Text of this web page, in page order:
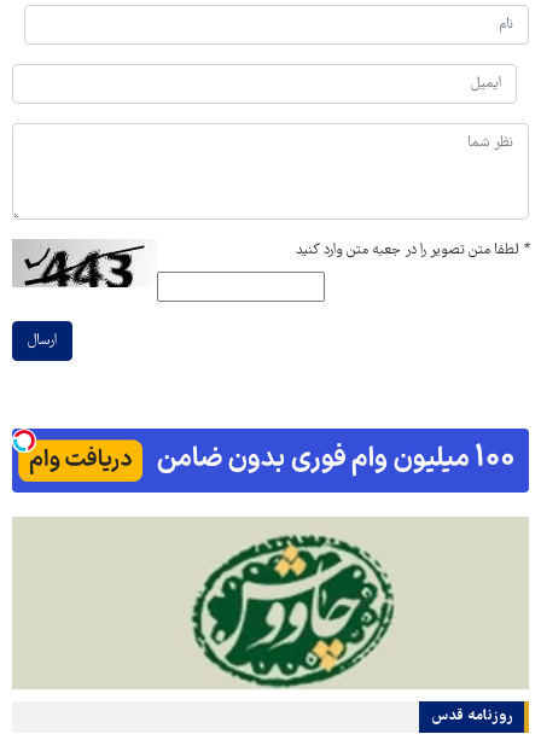
* لطفا متن تصویر را در جعبه متن وارد کنید
ارسال
روزنامه قدس